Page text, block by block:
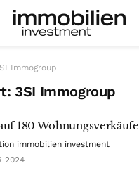
Immogroup
3SI Immogroup
180 Wohnungsverkäufe
immobilien investment
2024